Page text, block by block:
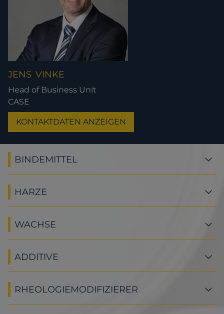
JENS VINKE
Head of Business Unit
CASE
KONTAKTDATEN ANZEIGEN
BINDEMITTEL
HARZE
WACHSE
ADDITIVE
RHEOLOGIEMODIFIZIERER